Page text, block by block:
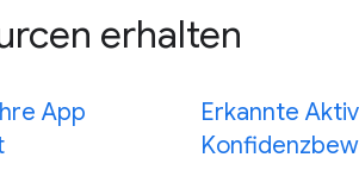
erhalten
App
Erkannte